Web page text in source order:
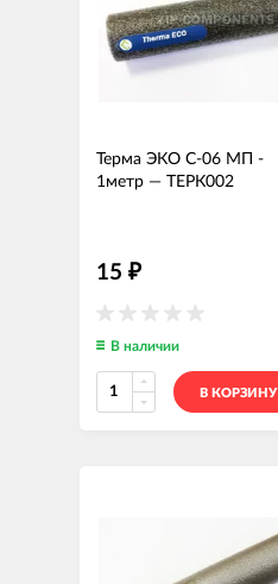
Терма ЭКО С-06 МП -
1метр — ТЕРК002
15 ₽
В наличии
В КОРЗИНУ